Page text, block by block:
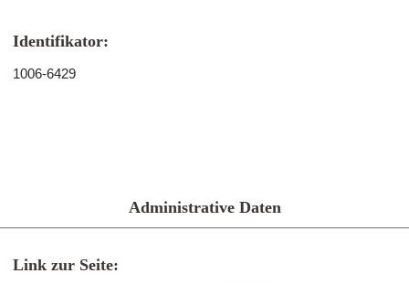
Identifikator:
1006-6429
Administrative Daten
Link zur Seite: